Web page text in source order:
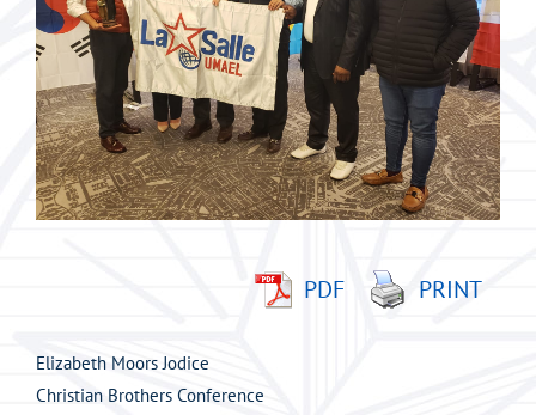
grande
PDF PRINT
Elizabeth Moors Jodice
Christian Brothers Conference